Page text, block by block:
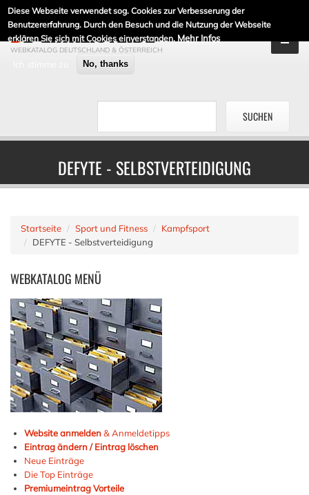
Diese Webseite verwendet sog. Cookies zur Verbesserung der
Benutzererfahrung. Durch den Besuch und die Nutzung der Webseite
erklären Sie sich mit Cookies einverstanden. Mehr Infos
No, thanks
DE-LINKLISTE.DE
WEBKATALOG DEUTSCHLAND & ÖSTERREICH
DEFYTE - SELBSTVERTEIDIGUNG
Startseite Sport und Fitness
Kampfsport
DEFYTE - Selbstverteidigung
WEBKATALOG MENÜ
Website anmelden& Anmeldetipps
Eintrag ändern / Eintrag löschen
Neue Einträge
Die Top Einträge
Premiumeintrag Vorteile